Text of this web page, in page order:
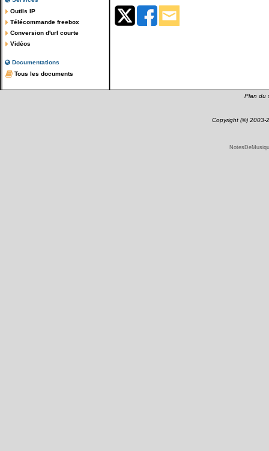
Outils IP
Télécommande freebox
Conversion d'url courte
Vidéos
Documentations
Tous les documents
Plan du
Copyright (©) 2003-